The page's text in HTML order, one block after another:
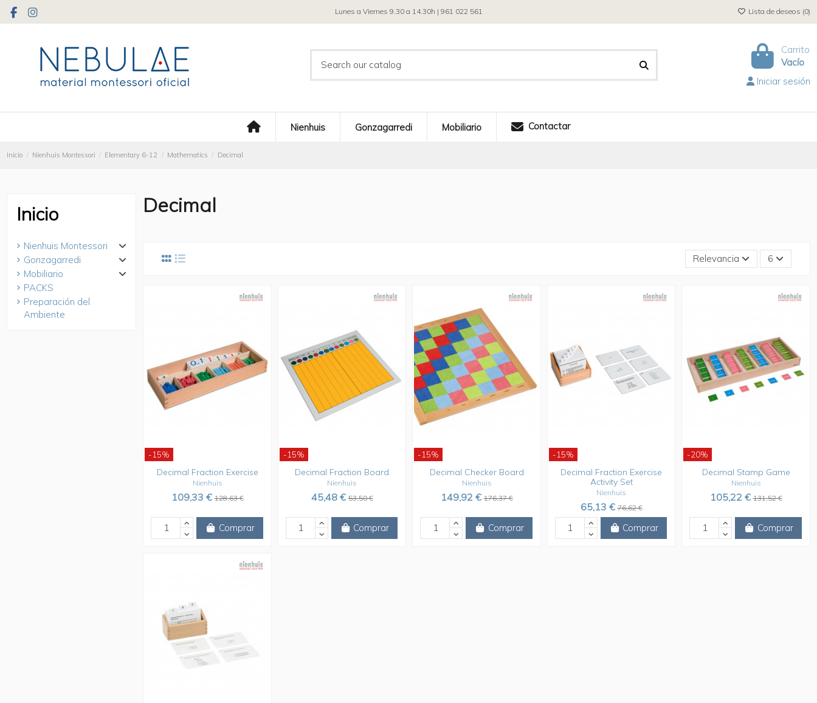
Lunes a Viernes 9.30 a 14.30h | 961 022 561 Lista de deseos (0)
Carrito
Vacío
Iniciar sesión
Nienhuis Gonzagarredi Mobiliario Contactar
Inicio Nienhuis Montessori Elementary 6-12 Mathematics Decimal
Decimal
Relevancia 6
-15%
Decimal Fraction Exercise
Nienhuis
109,33 €128,63 €
Comprar
-15%
Decimal Fraction Board
Nienhuis
45,48 €53,50 €
Comprar
-15%
Decimal Checker Board
Nienhuis
149,92 €176,37 €
Comprar
-15%
Decimal Fraction Exercise
Activity Set
Nienhuis
65,13 €76,62 €
Comprar
-20%
Decimal Stamp Game
Nienhuis
105,22 €131,52 €
Comprar
Inicio
Nienhuis Montessori
Gonzagarredi
Mobiliario
PACKS
Preparación del
Ambiente